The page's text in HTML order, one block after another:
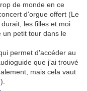
de monde en ce
d'orgue offert (Le
les filles et moi
un petit tour dans le
permet d'accéder au
que j'ai trouvé
mais cela vaut